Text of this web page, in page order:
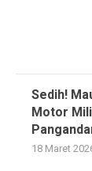
Sedih!
Motor
18 Maret